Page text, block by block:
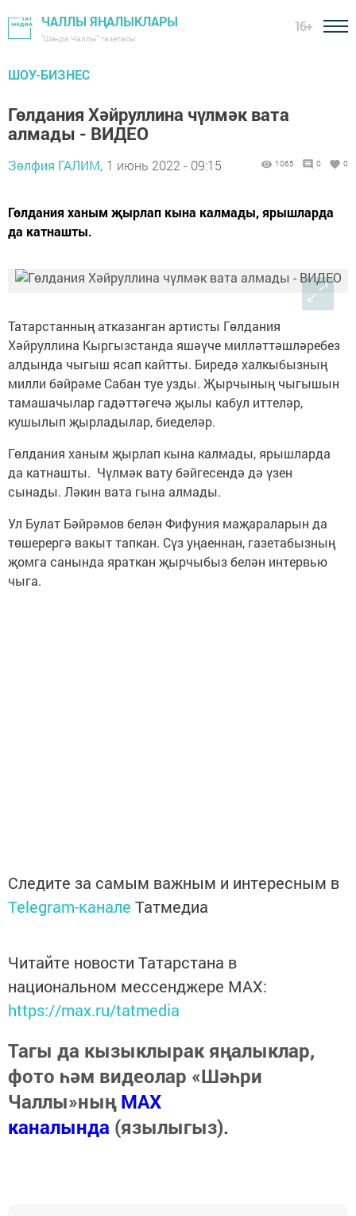
ЧАЛЛЫ ЯҢАЛЫКЛАРЫ
"Шәһри Чаллы" газетасы
16+
ШОУ-БИЗНЕС
Гөлдания Хәйруллина чүлмәк вата
алмады - ВИДЕО
Зөлфия ГАЛИМ, 1 июнь 2022 - 09:15 1065 0 0
Гөлдания ханым җырлап кына калмады, ярышларда
да катнашты.
Татарстанның атказанган артисты Гөлдания
Хәйруллина Кыргызстанда яшәүче милләттәшләребез
алдында чыгыш ясап кайтты. Биредә халкыбызның
милли бәйрәме Сабан туе узды. Җырчының чыгышын
тамашачылар гадәттәгечә җылы кабул иттеләр,
кушылып җырладылар, биеделәр.
Гөлдания ханым җырлап кына калмады, ярышларда
да катнашты. Чүлмәк вату бәйгесендә дә үзен
сынады. Ләкин вата гына алмады.
Ул Булат Бәйрәмов белән Фифуния маҗараларын да
төшерергә вакыт тапкан. Сүз уңаеннан, газетабызның
җомга санында яраткан җырчыбыз белән интервью
чыга.
Следите за самым важным и интересным в
Telegram-канале Татмедиа
Читайте новости Татарстана в
национальном мессенджере MАХ:
https://max.ru/tatmedia
Тагы да кызыклырак яңалыклар,
фото һәм видеолар «Шәһри
Чаллы»ныңMAX
каналында (язылыгыз).